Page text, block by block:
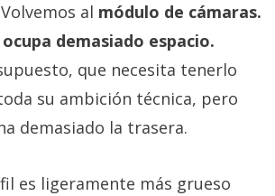
al módulo de cámaras.
demasiado espacio.
que necesita tenerlo
su ambición técnica, pero
demasiado la trasera.
es ligeramente más grueso